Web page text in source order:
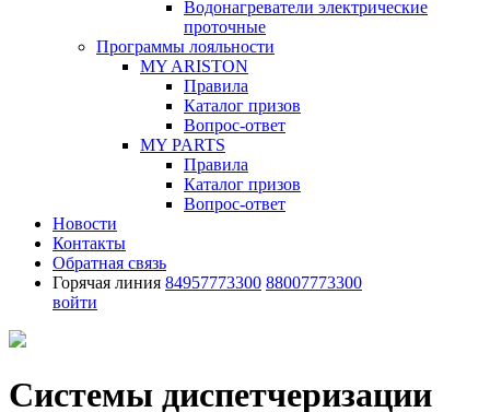
Водонагреватели электрические
проточные
Программы лояльности
MY ARISTON
Правила
Каталог призов
Вопрос-ответ
MY PARTS
Правила
Каталог призов
Вопрос-ответ
Новости
Контакты
Обратная связь
Горячая линия 84957773300 88007773300
войти
Системы диспетчеризации